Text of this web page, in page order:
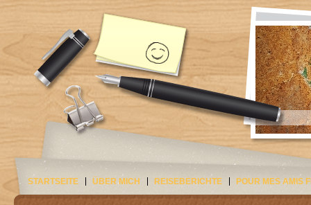
STARTSEITE ÜBER MICH REISEBERICHTE POUR MES AMIS